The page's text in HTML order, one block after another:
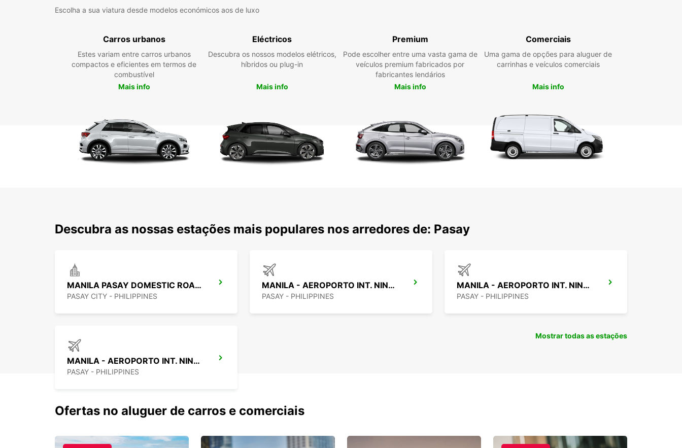
Escolha a sua viatura desde modelos económicos aos de luxo
Carros urbanos
Estes variam entre carros urbanos
compactos e eficientes em termos de
combustível
Mais info
Eléctricos
Descubra os nossos modelos elétricos,
híbridos ou plug-in
Mais info
Premium
Pode escolher entre uma vasta gama de
veículos premium fabricados por
fabricantes lendários
Mais info
Comerciais
Uma gama de opções para aluguer de
carrinhas e veículos comerciais
Mais info
Descubra as nossas estações mais populares nos arredores de: Pasay
MANILA PASAY DOMESTIC ROAD STATION
PASAY CITY - PHILIPPINES
MANILA - AEROPORTO INT. NINOY AQUINO T3
PASAY - PHILIPPINES
MANILA - AEROPORTO INT. NINOY AQUINO T1
PASAY - PHILIPPINES
MANILA - AEROPORTO INT. NINOY AQUINO T2
PASAY - PHILIPPINES
Mostrar todas as estações
Ofertas no aluguer de carros e comerciais